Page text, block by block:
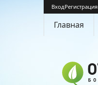
ВходРегистрация
Главная